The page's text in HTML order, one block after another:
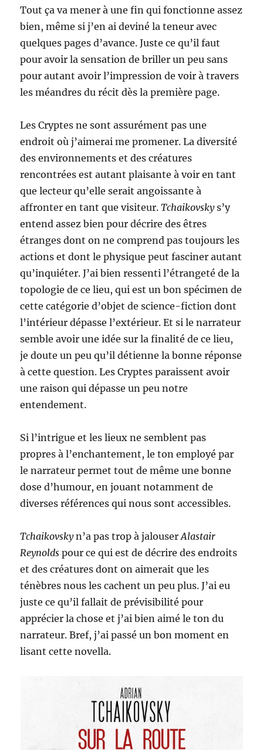
Tout ça va mener à une fin qui fonctionne assez
bien, même si j’en ai deviné la teneur avec
quelques pages d’avance. Juste ce qu’il faut
pour avoir la sensation de briller un peu sans
pour autant avoir l’impression de voir à travers
les méandres du récit dès la première page.
Les Cryptes ne sont assurément pas une
endroit où j’aimerai me promener. La diversité
des environnements et des créatures
rencontrées est autant plaisante à voir en tant
que lecteur qu’elle serait angoissante à
affronter en tant que visiteur.Tchaikovskys’y
entend assez bien pour décrire des êtres
étranges dont on ne comprend pas toujours les
actions et dont le physique peut fasciner autant
qu’inquiéter. J’ai bien ressenti l’étrangeté de la
topologie de ce lieu, qui est un bon spécimen de
cette catégorie d’objet de science-fiction dont
l’intérieur dépasse l’extérieur. Et si le narrateur
semble avoir une idée sur la finalité de ce lieu,
je doute un peu qu’il détienne la bonne réponse
à cette question. Les Cryptes paraissent avoir
une raison qui dépasse un peu notre
entendement.
Si l’intrigue et les lieux ne semblent pas
propres à l’enchantement, le ton employé par
le narrateur permet tout de même une bonne
dose d’humour, en jouant notamment de
diverses références qui nous sont accessibles.
Tchaikovskyn’a pas trop à jalouserAlastair
Reynolds pour ce qui est de décrire des endroits
et des créatures dont on aimerait que les
ténèbres nous les cachent un peu plus. J’ai eu
juste ce qu’il fallait de prévisibilité pour
apprécier la chose et j’ai bien aimé le ton du
narrateur. Bref, j’ai passé un bon moment en
lisant cette novella.